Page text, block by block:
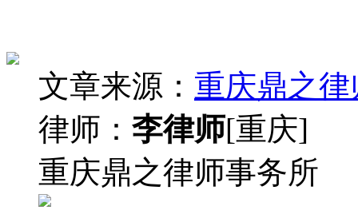
文章来源： 重庆鼎之
律师： 李律师[重庆]
重庆鼎之律师事务所